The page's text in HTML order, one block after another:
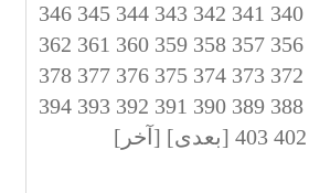
340
341
342
343
344
345
346
356
357
358
359
360
361
362
372
373
374
375
376
377
378
388
389
390
391
392
393
394
402
403 [بعدی] [آخر]